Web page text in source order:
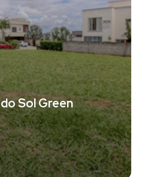
Sol Green